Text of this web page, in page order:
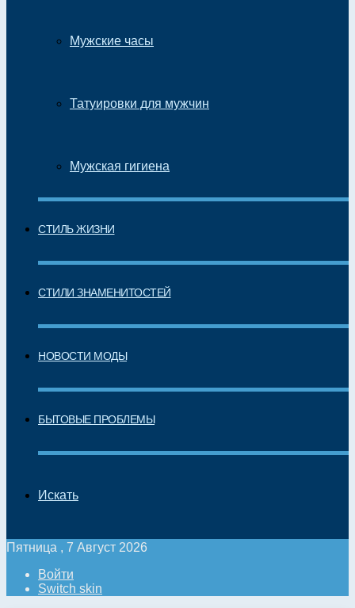
Мужские часы
Татуировки для мужчин
Мужская гигиена
СТИЛЬ ЖИЗНИ
СТИЛИ ЗНАМЕНИТОСТЕЙ
НОВОСТИ МОДЫ
БЫТОВЫЕ ПРОБЛЕМЫ
Искать
Пятница , 7 Август 2026
Войти
Switch skin